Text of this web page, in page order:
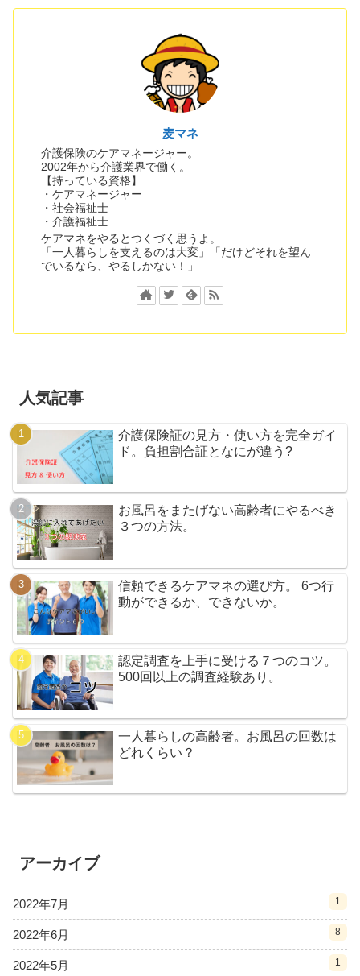
麦マネ
介護保険のケアマネージャー。
2002年から介護業界で働く。
【持っている資格】
・ケアマネージャー
・社会福祉士
・介護福祉士
ケアマネをやるとつくづく思うよ。
「一人暮らしを支えるのは大変」「だけどそれを望ん
でいるなら、やるしかない！」
人気記事
介護保険証の見方・使い方を完全ガイ
ド。負担割合証となにが違う?
お風呂をまたげない高齢者にやるべき
３つの方法。
信頼できるケアマネの選び方。 6つ行
動ができるか、できないか。
認定調査を上手に受ける７つのコツ。
500回以上の調査経験あり。
一人暮らしの高齢者。お風呂の回数は
どれくらい？
アーカイブ
2022年7月 1
2022年6月 8
2022年5月 1